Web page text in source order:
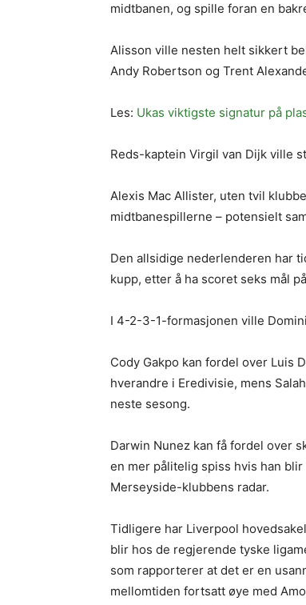
midtbanen, og spille foran en
Alisson ville nesten helt sikkert
Andy Robertson og Trent
Les: Ukas viktigste signatur på
Reds-kaptein Virgil van Dijk ville
Alexis Mac Allister, uten tvil
midtbanespillerne – potensielt
Den allsidige nederlenderen har
kupp, etter å ha scoret seks mål
I 4-2-3-1-formasjonen ville
Cody Gakpo kan fordel over Luis
hverandre i Eredivisie, mens
neste sesong.
Darwin Nunez kan få fordel over
en mer pålitelig spiss hvis han
Merseyside-klubbens radar.
Tidligere har Liverpool
blir hos de regjerende tyske
som rapporterer at det er en
mellomtiden fortsatt øye med